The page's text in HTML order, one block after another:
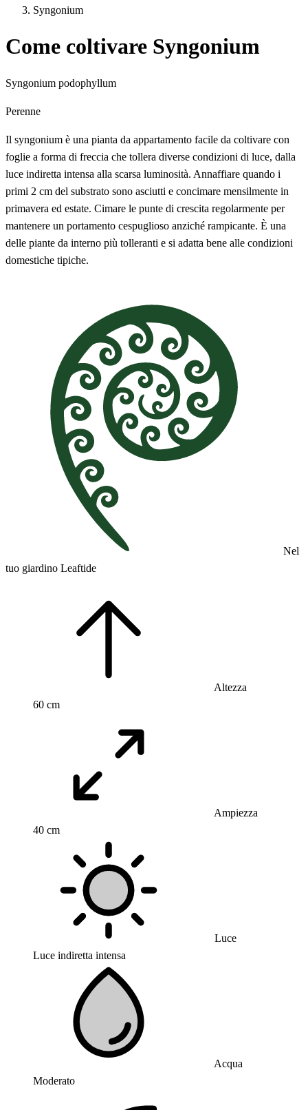
Syngonium
Come coltivare Syngonium
Syngonium podophyllum
Perenne
Il syngonium è una pianta da appartamento facile da coltivare con
foglie a forma di freccia che tollera diverse condizioni di luce, dalla
luce indiretta intensa alla scarsa luminosità. Annaffiare quando i
primi 2 cm del substrato sono asciutti e concimare mensilmente in
primavera ed estate. Cimare le punte di crescita regolarmente per
mantenere un portamento cespuglioso anziché rampicante. È una
delle piante da interno più tolleranti e si adatta bene alle condizioni
domestiche tipiche.
Nel
tuo giardino Leaftide
Altezza
60 cm
Ampiezza
40 cm
Luce
Luce indiretta intensa
Acqua
Moderato